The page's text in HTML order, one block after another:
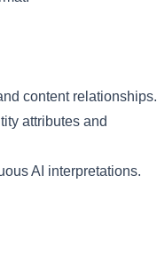
content relationships.
attributes and
AI interpretations.